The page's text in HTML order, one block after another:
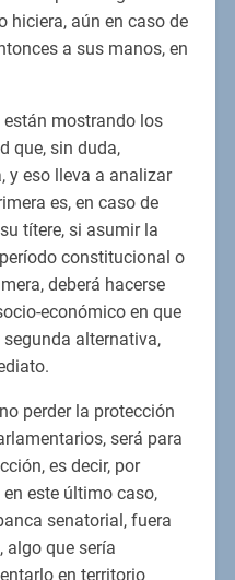
hiciera, aún en caso de
a sus manos, en
están mostrando los
que, sin duda,
y eso lleva a analizar
es, en caso de
títere, si asumir la
constitucional o
deberá hacerse
económico en que
alternativa,
perder la protección
será para
es decir, por
este último caso,
senatorial, fuera
algo que sería
en territorio